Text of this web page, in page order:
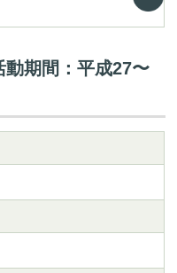
期間：平成27〜